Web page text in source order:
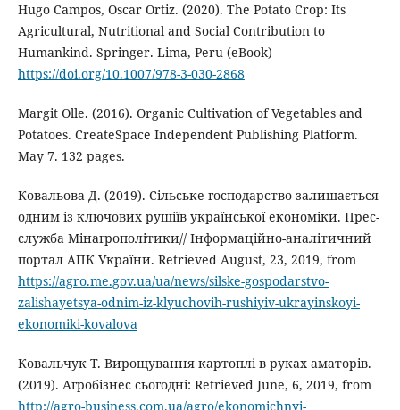
Hugo Campos, Oscar Ortiz. (2020). The Potato Crop: Its
Agricultural, Nutritional and Social Contribution to
Humankind. Springer. Lima, Peru (eBook)
https://doi.org/10.1007/978-3-030-2868
Margit Olle. (2016). Organic Cultivation of Vegetables and
Potatoes. CreateSpace Independent Publishing Platform.
May 7. 132 pages.
Ковальова Д. (2019). Сільське господарство залишається
одним із ключових рушіїв української економіки. Прес-
служба Мінагрополітики// Інформаційно-аналітичний
портал АПК України. Retrieved August, 23, 2019, from
https://agro.me.gov.ua/ua/news/silske-gospodarstvo-
zalishayetsya-odnim-iz-klyuchovih-rushiyiv-ukrayinskoyi-
ekonomiki-kovalova
Ковальчук Т. Вирощування картоплі в руках аматорів.
(2019). Агробізнес сьогодні: Retrieved June, 6, 2019, from
http://agro-business.com.ua/agro/ekonomichnyi-